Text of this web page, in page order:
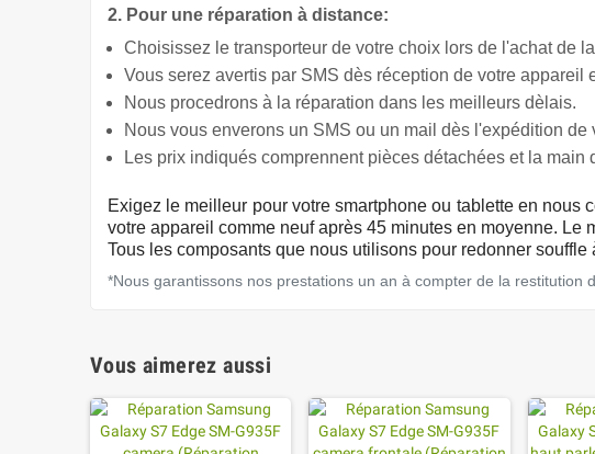
2. Pour une réparation à distance:
Choisissez le transporteur de votre choix lors de l'achat de
Vous serez avertis par SMS dès réception de votre appareil
Nous procedrons à la réparation dans les meilleurs dèlais.
Nous vous enverons un SMS ou un mail dès l'expédition de
Les prix indiqués comprennent pièces détachées et la main
Exigez le meilleur pour votre smartphone ou tablette en
votre appareil comme neuf après 45 minutes en moyenne.
Tous les composants que nous utilisons pour redonner
*Nous garantissons nos prestations un an à compter de la restitution
Vous aimerez aussi